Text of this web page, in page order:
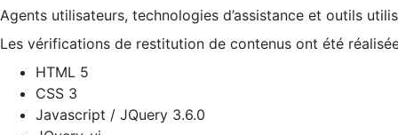
Agents utilisateurs, technologies d’assistance et outils
Les vérifications de restitution de contenus ont été
HTML 5
CSS 3
Javascript / JQuery 3.6.0